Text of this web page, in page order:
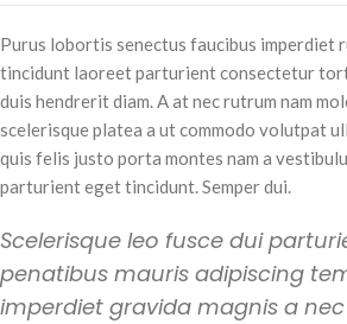
Purus lobortis senectus faucibus
tincidunt laoreet parturient consectetur
duis hendrerit diam. A at nec rutrum nam
scelerisque platea a ut commodo volutpat
quis felis justo porta montes nam a
parturient eget tincidunt. Semper dui.
Scelerisque leo fusce dui
penatibus mauris adipiscing
imperdiet gravida magnis a